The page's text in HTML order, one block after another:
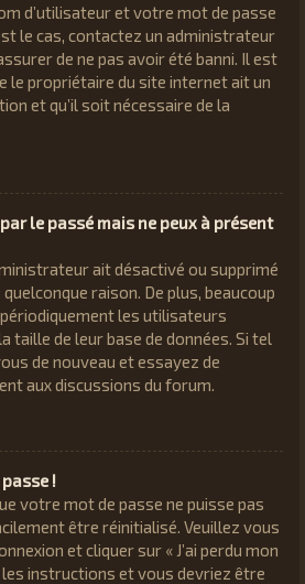
d’utilisateur et votre mot de passe
le cas, contactez un administrateur
de ne pas avoir été banni. Il est
le propriétaire du site internet ait un
et qu’il soit nécessaire de la
le passé mais ne peux à présent
ait désactivé ou supprimé
raison. De plus, beaucoup
les utilisateurs
taille de leur base de données. Si tel
de nouveau et essayez de
aux discussions du forum.
passe !
votre mot de passe ne puisse pas
être réinitialisé. Veuillez vous
et cliquer sur « J’ai perdu mon
les instructions et vous devriez être